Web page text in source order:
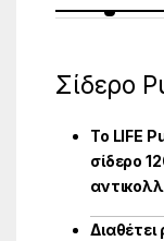
Σίδερο
Το LIFE
σίδερο